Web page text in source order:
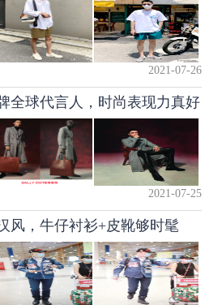
2021-07-26
全球代言人，时尚表现力真好
2021-07-25
风，牛仔衬衫+皮靴够时髦